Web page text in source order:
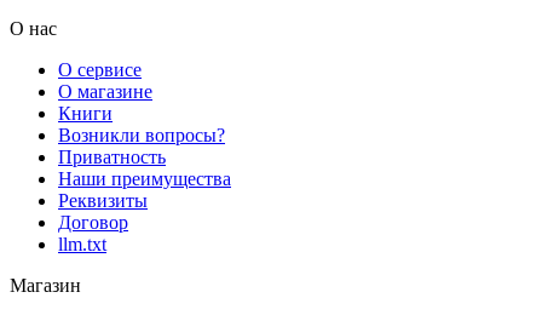
О нас
О сервисе
О магазине
Книги
Возникли вопросы?
Приватность
Наши преимущества
Реквизиты
Договор
llm.txt
Магазин